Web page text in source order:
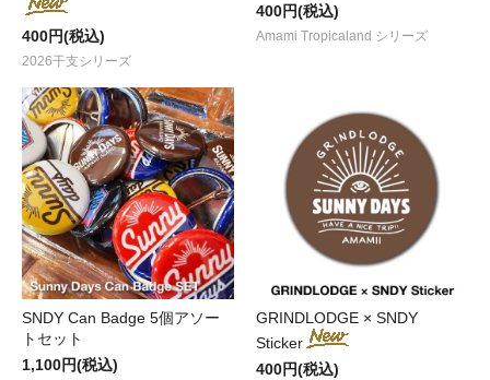
400円(税込)
2026干支シリーズ
400円(税込)
Amami Tropicaland シリーズ
SNDY Can Badge 5個アソー
トセット
1,100円(税込)
GRINDLODGE × SNDY
Sticker
400円(税込)